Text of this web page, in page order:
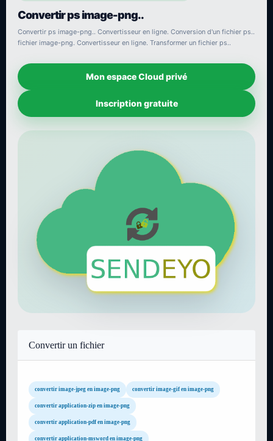
Convertir ps image-png..
Convertir ps image-png.. Convertisseur en ligne. Conversion d'un fichier ps..
fichier image-png. Convertisseur en ligne. Transformer un fichier ps..
Mon espace Cloud privé
Inscription gratuite
Convertir un fichier
convertir image-jpeg en image-png convertir image-gif en image-png
convertir application-zip en image-png
convertir application-pdf en image-png
convertir application-msword en image-png